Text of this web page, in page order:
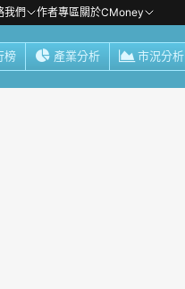
我們 作者專區關於CMoney
榜 產業分析 市況分析